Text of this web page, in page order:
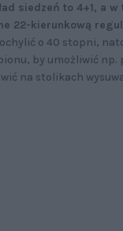
siedzeń to 4+1, a
22-kierunkową
o 40 stopni,
by umożliwić np.
na stolikach